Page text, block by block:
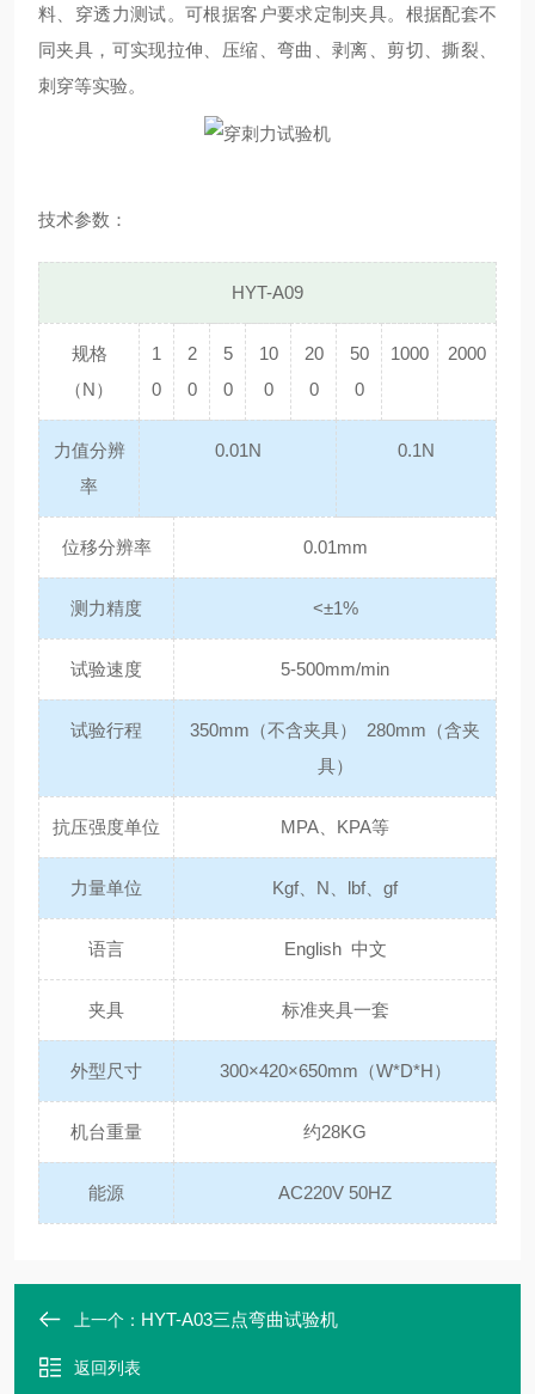
料、穿透力测试。可根据客户要求定制夹具。根据配套不
同夹具，可实现拉伸、压缩、弯曲、剥离、剪切、撕裂、
刺穿等实验。
技术参数：
HYT-A09
规格
（N）
1
0
2
0
5
0
10
0
20
0
50
0
1000 2000
力值分辨
率
0.01N 0.1N
位移分辨率 0.01mm
测力精度 <±1%
试验速度 5-500mm/min
试验行程
350mm（不含夹具） 280mm（含夹
具）
抗压强度单位 MPA、KPA等
力量单位 Kgf、N、lbf、gf
语言 English 中文
夹具 标准夹具一套
外型尺寸 300×420×650mm（W*D*H）
机台重量 约28KG
能源 AC220V 50HZ
上一个： HYT-A03三点弯曲试验机
返回列表